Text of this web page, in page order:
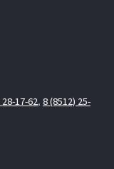
17-62, 8 (8512) 25-